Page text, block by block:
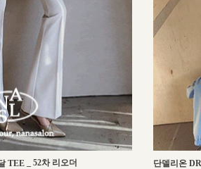
TEE 52차 리오더 단델리온